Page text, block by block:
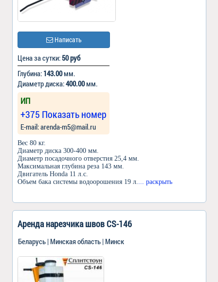
Написать
Цена за сутки: 50 руб
Глубина: 143.00мм.
Диаметр диска:400.00мм.
ИП
+375 Показать номер
Е-mail: arenda-m5@mail.ru
Вес 80 кг.
Диаметр диска 300-400 мм.
Диаметр посадочного отверстия 25,4 мм.
Максимальная глубина реза 143 мм.
Двигатель Honda 11 л.с.
Объем бака системы водоорошения 19 л.
... раскрыть
Аренда нарезчика швов CS-146
Беларусь | Минская область | Минск